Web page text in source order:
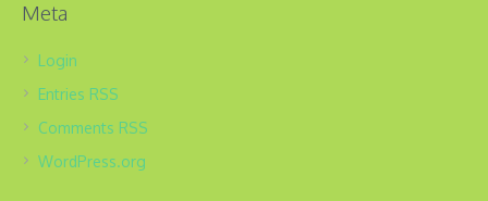
Meta
Login
Entries RSS
Comments RSS
WordPress.org